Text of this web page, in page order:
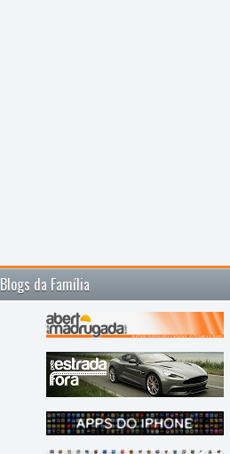
Blogs da Família